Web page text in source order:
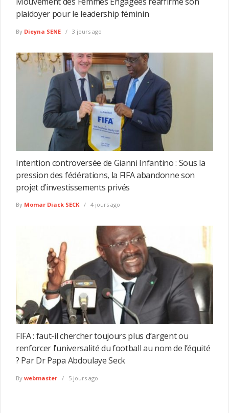
plaidoyer pour le leadership féminin
By Dieyna SENE 3 jours ago
Intention controversée de Gianni Infantino : Sous la
pression des fédérations, la FIFA abandonne son
projet d’investissements privés
By Momar Diack SECK 4 jours ago
FIFA : faut-il chercher toujours plus d’argent ou
renforcer l’universalité du football au nom de l’équité
? Par Dr Papa Abdoulaye Seck
By webmaster 5 jours ago